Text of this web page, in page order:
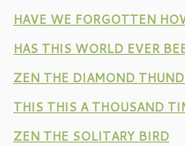
HAVE WE FORGOTTEN
HAS THIS WORLD EVER
ZEN THE DIAMOND
THIS THIS A THOUSAND
ZEN THE SOLITARY BIRD